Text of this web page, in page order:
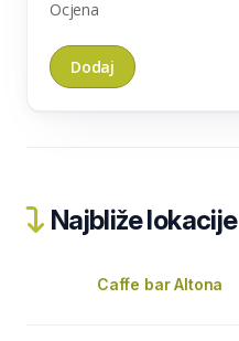
Ocjena
Najbliže lokacije
Caffe bar Altona